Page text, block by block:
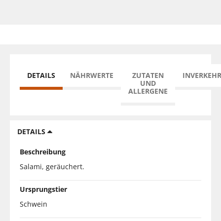
DETAILS NÄHRWERTE
ZUTATEN
UND
ALLERGENE
DETAILS
Beschreibung
Salami, geräuchert.
Ursprungstier
Schwein